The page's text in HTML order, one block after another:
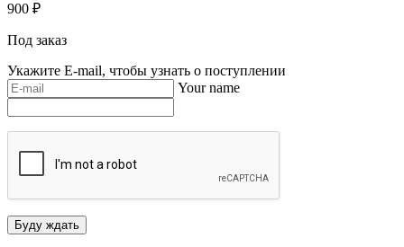
900 ₽
Под заказ
Укажите E-mail, чтобы узнать о поступлении
Your name